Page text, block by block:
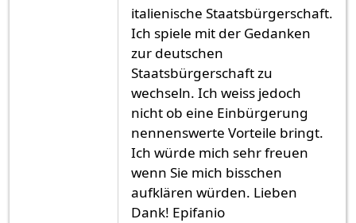
italienische Staatsbürgerschaft.
Ich spiele mit der Gedanken
zur deutschen
Staatsbürgerschaft zu
wechseln. Ich weiss jedoch
nicht ob eine Einbürgerung
nennenswerte Vorteile bringt.
Ich würde mich sehr freuen
wenn Sie mich bisschen
aufklären würden. Lieben
Dank! Epifanio